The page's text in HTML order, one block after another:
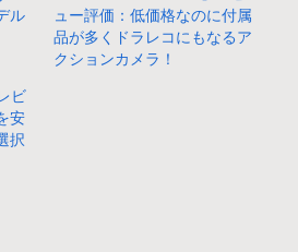
ル
ュー評価：低価格なのに付属
品が多くドラレコにもなるア
クションカメラ！
ビ
安
択